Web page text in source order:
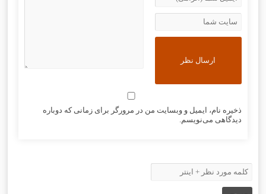
ذخیره نام، ایمیل و وبسایت من در مرورگر برای زمانی که دوباره
دیدگاهی می‌نویسم.